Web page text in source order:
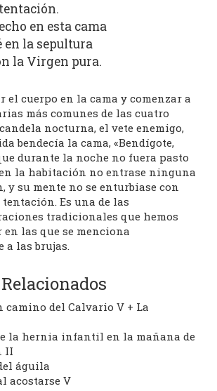
en esta cama
en la sepultura
la Virgen pura.
el cuerpo en la cama y comenzar a
más comunes de las cuatro
nocturna, el vete enemigo,
bendecía la cama, «Bendígote,
durante la noche no fuera pasto
la habitación no entrase ninguna
y su mente no se enturbiase con
Es una de las
tradicionales que hemos
en las que se menciona
a las brujas.
camino del Calvario V + La
la hernia infantil en la mañana de
II
águila
acostarse V